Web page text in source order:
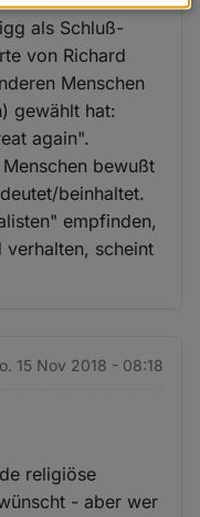
als Schluß-
von Richard
Menschen
gewählt hat:
again".
bewußt
beinhaltet.
empfinden,
verhalten, scheint
15 Nov 2018 - 08:18
religiöse
- aber wer